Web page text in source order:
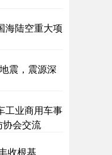
海陆空重大项
震，震源深
工业商用车事
协会交流
收根基